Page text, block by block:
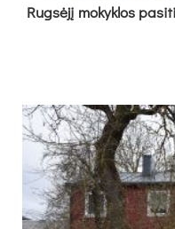
Rug­sė­jį mo­kyk­los